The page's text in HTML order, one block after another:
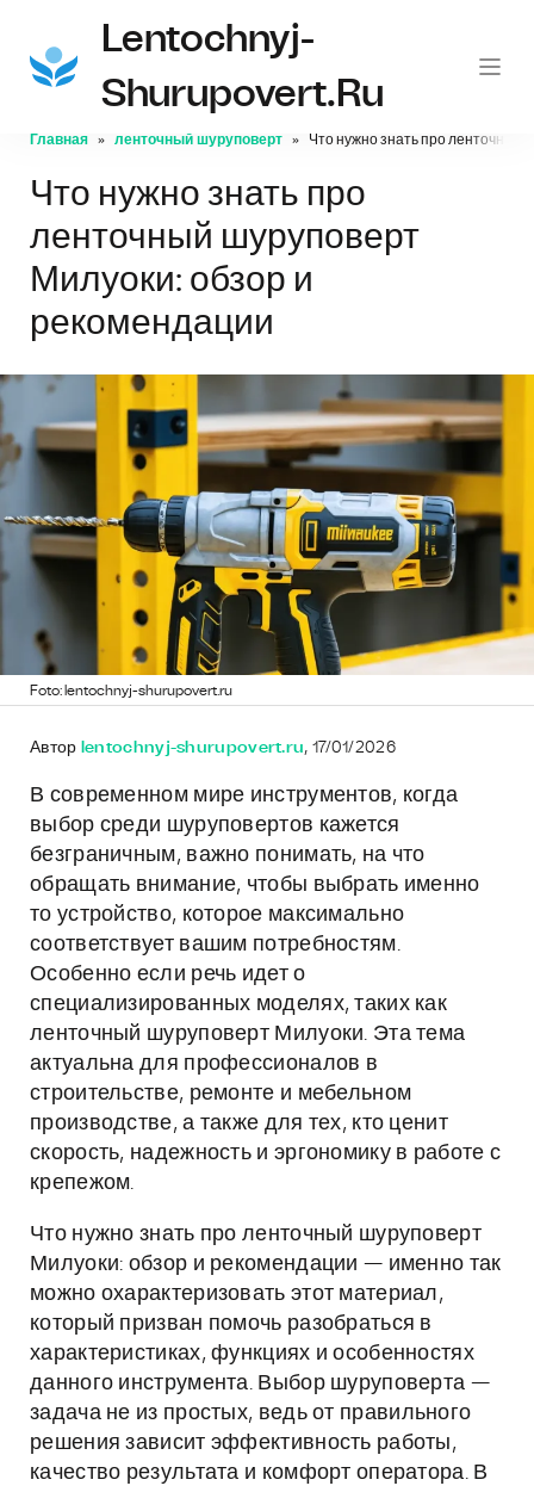
Lentochnyj-
Shurupovert.ru
Главная ленточный шуруповерт Что нужно знать про ленточный
Что нужно знать про
ленточный шуруповерт
Милуоки: обзор и
рекомендации
Foto: lentochnyj-shurupovert.ru
Автор lentochnyj-shurupovert.ru, 17/01/2026
В современном мире инструментов, когда
выбор среди шуруповертов кажется
безграничным, важно понимать, на что
обращать внимание, чтобы выбрать именно
то устройство, которое максимально
соответствует вашим потребностям.
Особенно если речь идет о
специализированных моделях, таких как
ленточный шуруповерт Милуоки. Эта тема
актуальна для профессионалов в
строительстве, ремонте и мебельном
производстве, а также для тех, кто ценит
скорость, надежность и эргономику в работе с
крепежом.
Что нужно знать про ленточный шуруповерт
Милуоки: обзор и рекомендации — именно так
можно охарактеризовать этот материал,
который призван помочь разобраться в
характеристиках, функциях и особенностях
данного инструмента. Выбор шуруповерта —
задача не из простых, ведь от правильного
решения зависит эффективность работы,
качество результата и комфорт оператора. В